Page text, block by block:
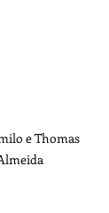
e Thomas